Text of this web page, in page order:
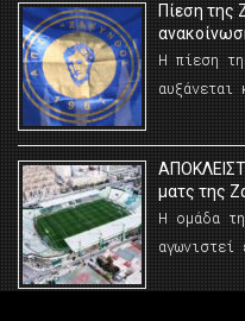
Πίεση της
Η πίεση
αυξάνεται
ματς της
Η ομάδα